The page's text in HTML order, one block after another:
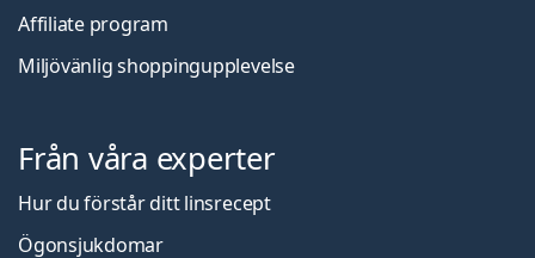
Affiliate program
Miljövänlig shoppingupplevelse
Från våra experter
Hur du förstår ditt linsrecept
Ögonsjukdomar